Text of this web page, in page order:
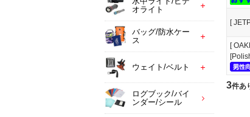
[
[
3件あ
オライト
バッグ/防水ケー
ス
ウェイト/ベルト
ログブック/バイ
ンダー/シール